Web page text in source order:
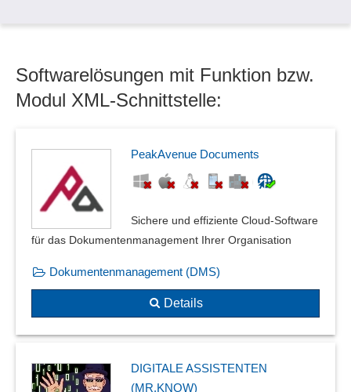
GIS-Schnittstellen
Google-Maps-Integration
Grafikimport bzw. -export
Integrierte Anlagenbuchhaltung
ITSG- Zertifizierung
Kardex-Schnittstelle
Kennzahlenvorlagen
Kreditkartenimport
Lista-Schnittstellen
Lohn- und Gehaltschnittstellen
Mail-In/Scan-In Funktion
MS Exchange-Schnittstelle
ODBC
Softwarelösungen mit Funktion bzw.
Modul XML-Schnittstelle:
PeakAvenue Documents
Sichere und effiziente Cloud-Software
für das Dokumentenmanagement Ihrer Organisation
Dokumentenmanagement (DMS)
Details
DIGITALE ASSISTENTEN
(MR.KNOW)